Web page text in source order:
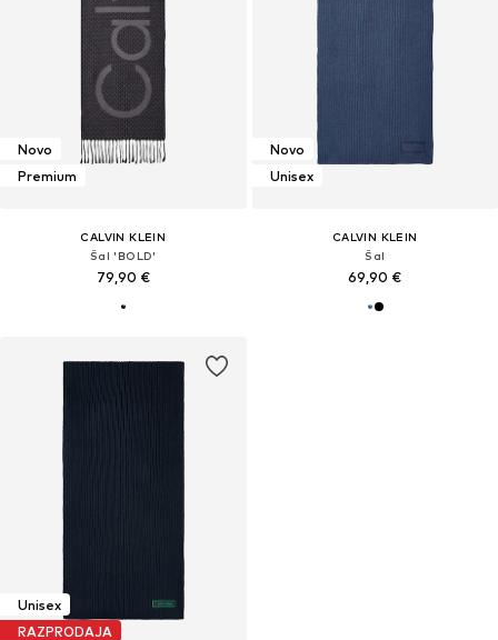
Novo
Premium
CALVIN KLEIN
Šal 'BOLD'
79,90 €
Novo
Unisex
CALVIN KLEIN
Šal
69,90 €
Unisex
RAZPRODAJA